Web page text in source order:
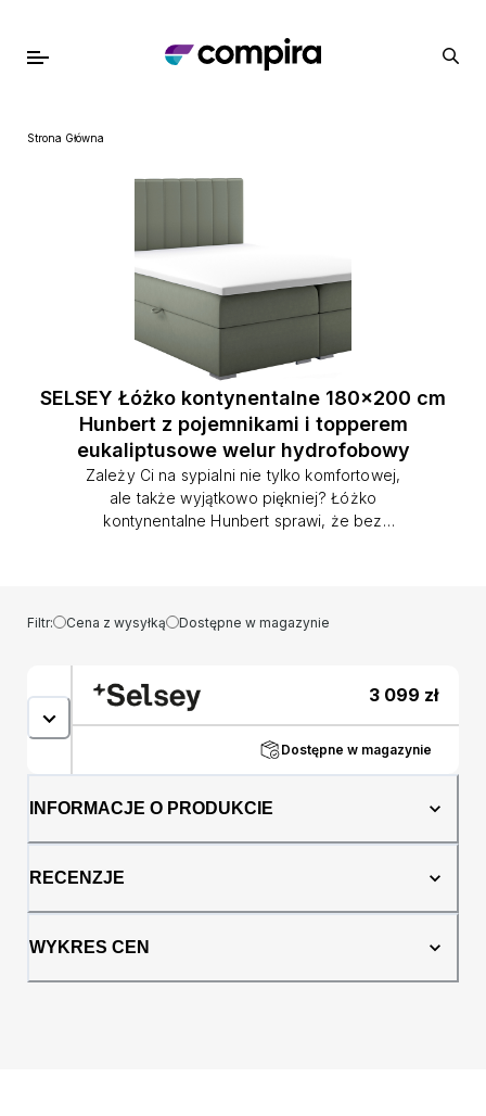
Strona Główna
SELSEY Łóżko kontynentalne 180x200 cm
Hunbert z pojemnikami i topperem
eukaliptusowe welur hydrofobowy
Zależy Ci na sypialni nie tylko komfortowej,
ale także wyjątkowo piękniej? Łóżko
kontynentalne Hunbert sprawi, że bez
sypialnię rozwiązaniami pełnymi elegancji, a
przy tym wyjątkowo komfortowymi. Model,
jedynie w pokojach najlepszych,
pięciogwiazdkowych hoteli pozwoli Ci
poczuć się w zaciszu Twojego domu jak
prawdziwa królowa! I nic w tym dziwnego: w
końcu wysokie wezgłowie o pionowych
oraz tapicerka wykonana ze stylowej tkaniny
znacząco podwyższają wizualną
nadać sypialni wyrafinowanego charakteru,
stając się jednocześnie jedną z jej
produktu nie można zredukować jedynie do
nienagannej prezencji, jest on bowiem w
Filtr: Cena z wysyłką Dostępne w magazynie
3 099 zł
Dostępne w magazynie
INFORMACJE O PRODUKCIE
RECENZJE
WYKRES CEN